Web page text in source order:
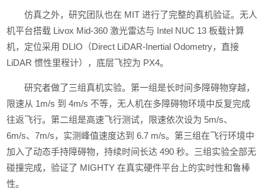
仿真之外，研究团队也在 MIT 进行了完整的真机验证。无人
机平台搭载 Livox Mid-360 激光雷达与 Intel NUC 13 板载计算
机，定位采用 DLIO（Direct LiDAR-Inertial Odometry，直接
LiDAR 惯性里程计），底层飞控为 PX4。
研究者做了三组真机实验。第一组是长时间多障碍物穿越，
限速从 1m/s 到 4m/s 不等，无人机在多障碍物环境中反复完成
往返飞行。第二组是高速飞行测试，限速依次设为 5m/s、
6m/s、7m/s，实测峰值速度达到 6.7 m/s。第三组在飞行环境中
加入了动态手持障碍物，持续时间长达 490 秒。三组实验全部无
碰撞完成，验证了 MIGHTY 在真实硬件平台上的实时性和鲁棒
性。